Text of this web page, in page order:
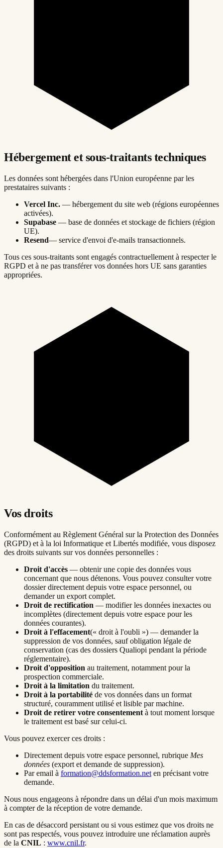
Hébergement et sous-traitants techniques
Les données sont hébergées dans l'Union européenne par les
prestataires suivants :
Vercel Inc. — hébergement du site web (régions européennes
activées).
Supabase — base de données et stockage de fichiers (région
UE).
Resend— service d'envoi d'e-mails transactionnels.
Tous ces sous-traitants sont engagés contractuellement à respecter le
RGPD et à ne pas transférer vos données hors UE sans garanties
appropriées.
Vos droits
Conformément au Règlement Général sur la Protection des Données
(RGPD) et à la loi Informatique et Libertés modifiée, vous disposez
des droits suivants sur vos données personnelles :
Droit d'accès — obtenir une copie des données vous
concernant que nous détenons. Vous pouvez consulter votre
dossier directement depuis votre espace personnel, ou
demander un export complet.
Droit de rectification — modifier les données inexactes ou
incomplètes (directement depuis votre espace pour les
données courantes).
Droit à l'effacement(« droit à l'oubli ») — demander la
suppression de vos données, sauf obligation légale de
conservation (cas des dossiers Qualiopi pendant la période
réglementaire).
Droit d'opposition au traitement, notamment pour la
prospection commerciale.
Droit à la limitation du traitement.
Droit à la portabilité de vos données dans un format
structuré, couramment utilisé et lisible par machine.
Droit de retirer votre consentement à tout moment lorsque
le traitement est basé sur celui-ci.
Vous pouvez exercer ces droits :
Directement depuis votre espace personnel, rubrique Mes
données (export et demande de suppression).
Par email à formation@ddsformation.net en précisant votre
demande.
Nous nous engageons à répondre dans un délai d'un mois maximum
à compter de la réception de votre demande.
En cas de désaccord persistant ou si vous estimez que vos droits ne
sont pas respectés, vous pouvez introduire une réclamation auprès
de la CNIL : www.cnil.fr.